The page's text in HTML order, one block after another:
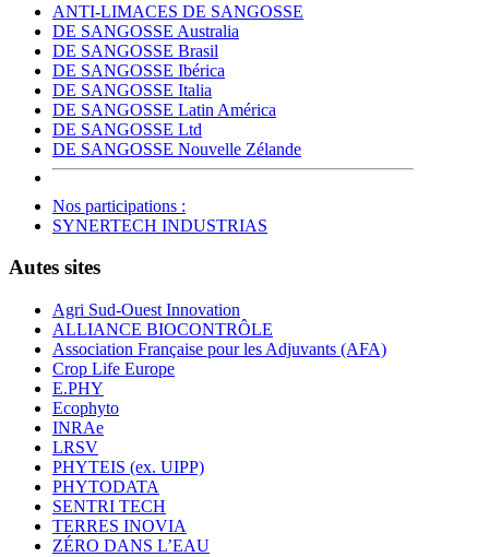
ANTI-LIMACES DE SANGOSSE
DE SANGOSSE Australia
DE SANGOSSE Brasil
DE SANGOSSE Ibérica
DE SANGOSSE Italia
DE SANGOSSE Latin América
DE SANGOSSE Ltd
DE SANGOSSE Nouvelle Zélande
Nos participations :
SYNERTECH INDUSTRIAS
Autes sites
Agri Sud-Ouest Innovation
ALLIANCE BIOCONTRÔLE
Association Française pour les Adjuvants (AFA)
Crop Life Europe
E.PHY
Ecophyto
INRAe
LRSV
PHYTEIS (ex. UIPP)
PHYTODATA
SENTRI TECH
TERRES INOVIA
ZÉRO DANS L’EAU